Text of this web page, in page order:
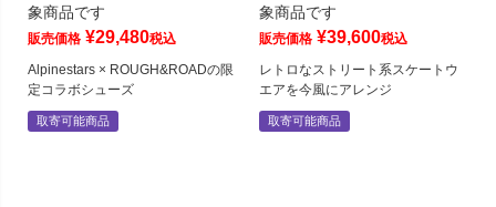
象商品です
販売価格 ¥29,480税込
Alpinestars × ROUGH&ROADの限
定コラボシューズ
取寄可能商品
象商品です
販売価格 ¥39,600税込
レトロなストリート系スケートウ
エアを今風にアレンジ
取寄可能商品